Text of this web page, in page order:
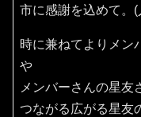
市に感謝を込めて。(⁠
時に兼ねてよりメン
や
メンバーさんの星友
つながる広がる星友